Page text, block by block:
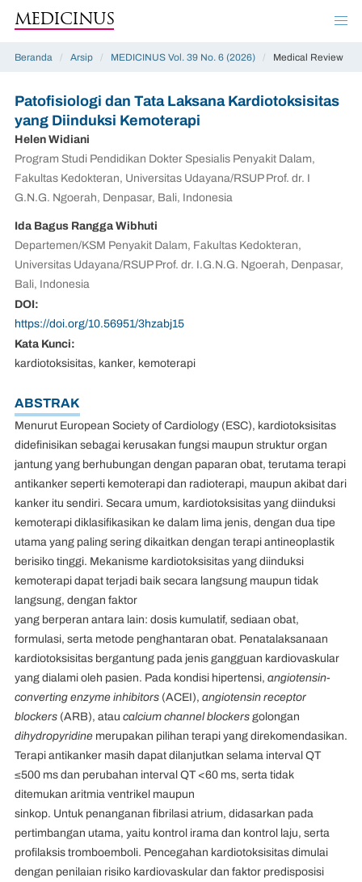
MEDICINUS
Beranda / Arsip / MEDICINUS Vol. 39 No. 6 (2026) / Medical Review
Patofisiologi dan Tata Laksana Kardiotoksisitas
yang Diinduksi Kemoterapi
Helen Widiani
Program Studi Pendidikan Dokter Spesialis Penyakit Dalam,
Fakultas Kedokteran, Universitas Udayana/RSUP Prof. dr. I
G.N.G. Ngoerah, Denpasar, Bali, Indonesia
Ida Bagus Rangga Wibhuti
Departemen/KSM Penyakit Dalam, Fakultas Kedokteran,
Universitas Udayana/RSUP Prof. dr. I.G.N.G. Ngoerah, Denpasar,
Bali, Indonesia
DOI:
https://doi.org/10.56951/3hzabj15
Kata Kunci:
kardiotoksisitas, kanker, kemoterapi
ABSTRAK
Menurut European Society of Cardiology (ESC), kardiotoksisitas
didefinisikan sebagai kerusakan fungsi maupun struktur organ
jantung yang berhubungan dengan paparan obat, terutama terapi
antikanker seperti kemoterapi dan radioterapi, maupun akibat dari
kanker itu sendiri. Secara umum, kardiotoksisitas yang diinduksi
kemoterapi diklasifikasikan ke dalam lima jenis, dengan dua tipe
utama yang paling sering dikaitkan dengan terapi antineoplastik
berisiko tinggi. Mekanisme kardiotoksisitas yang diinduksi
kemoterapi dapat terjadi baik secara langsung maupun tidak
langsung, dengan faktor
yang berperan antara lain: dosis kumulatif, sediaan obat,
formulasi, serta metode penghantaran obat. Penatalaksanaan
kardiotoksisitas bergantung pada jenis gangguan kardiovaskular
yang dialami oleh pasien. Pada kondisi hipertensi,angiotensin-
converting enzyme inhibitors(ACEI),angiotensin receptor
blockers(ARB), ataucalcium channel blockersgolongan
dihydropyridinemerupakan pilihan terapi yang direkomendasikan.
Terapi antikanker masih dapat dilanjutkan selama interval QT
≤500 ms dan perubahan interval QT <60 ms, serta tidak
ditemukan aritmia ventrikel maupun
sinkop. Untuk penanganan fibrilasi atrium, didasarkan pada
pertimbangan utama, yaitu kontrol irama dan kontrol laju, serta
profilaksis tromboemboli. Pencegahan kardiotoksisitas dimulai
dengan penilaian risiko kardiovaskular dan faktor predisposisi